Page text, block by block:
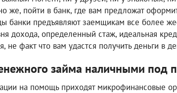
же, пойти в банк, где вам предложат
банки предъявляют заемщикам все более
дохода, определенный стаж, идеальная
не факт что вам удастся получить деньги в
займа наличными под
на помощь приходят микрофинансовые